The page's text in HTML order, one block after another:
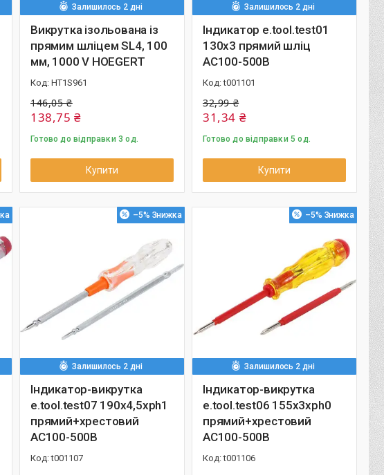
Залишилось 2 дні
Викрутка ізольована із
прямим шліцем SL4, 100
мм, 1000 V HOEGERT
HT1S961
146,05 ₴
138,75 ₴
Готово до відправки 3 од.
Купити
Залишилось 2 дні
Індикатор e.tool.test01
130х3 прямий шліц
АС100-500В
t001101
32,99 ₴
31,34 ₴
Готово до відправки 5 од.
Купити
–5%
Залишилось 2 дні
Індикатор-викрутка
e.tool.test07 190х4,5хph1
прямий+хрестовий
АС100-500В
t001107
–5%
Залишилось 2 дні
Індикатор-викрутка
e.tool.test06 155х3хph0
прямий+хрестовий
АС100-500В
t001106